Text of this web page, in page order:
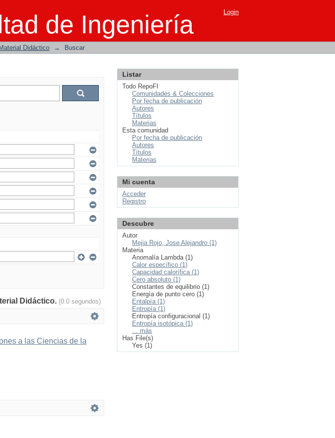
de Ingeniería Login
Material Didáctico → Buscar
Didáctico. (0.0 segundos)
a las Ciencias de la
Listar
Todo RepoFI
Comunidades & Colecciones
Por fecha de publicación
Autores
Títulos
Materias
Esta comunidad
Por fecha de publicación
Autores
Títulos
Materias
Mi cuenta
Acceder
Registro
Descubre
Autor
Mejia Rojo, Jose Alejandro (1)
Materia
Anomalía Lambda (1)
Calor específico (1)
Capacidad calorífica (1)
Cero absoluto (1)
Constantes de equilibrio (1)
Energía de punto cero (1)
Entalpía (1)
Entropía (1)
Entropía configuracional (1)
Entropía isotópica (1)
... más
Has File(s)
Yes (1)